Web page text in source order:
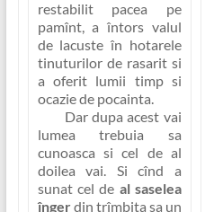
restabilit pacea pe
pamînt, a întors valul
de lacuste în hotarele
tinuturilor de rasarit si
a oferit lumii timp si
ocazie de pocainta.
Dar dupa acest vai
lumea trebuia sa
cunoasca si cel de al
doilea vai. Si cînd a
sunat cel de al saselea
îngerdin trîmbita sa un